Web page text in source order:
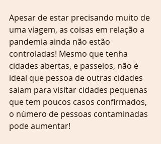
Apesar de estar precisando muito de
uma viagem, as coisas em relação a
pandemia ainda não estão
controladas! Mesmo que tenha
cidades abertas, e passeios, não é
ideal que pessoa de outras cidades
saiam para visitar cidades pequenas
que tem poucos casos confirmados,
o número de pessoas contaminadas
pode aumentar!